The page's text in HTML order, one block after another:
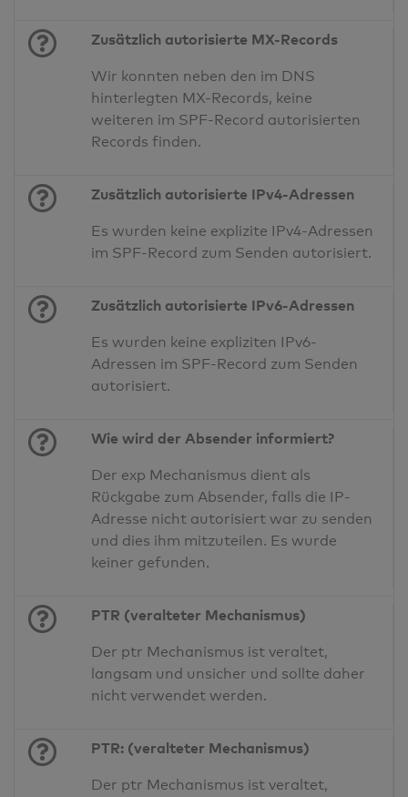
Zusätzlich autorisierte MX-Records
Wir konnten neben den im DNS
hinterlegten MX-Records, keine
weiteren im SPF-Record autorisierten
Records finden.
Zusätzlich autorisierte IPv4-Adressen
Es wurden keine explizite IPv4-Adressen
im SPF-Record zum Senden autorisiert.
Zusätzlich autorisierte IPv6-Adressen
Es wurden keine expliziten IPv6-
Adressen im SPF-Record zum Senden
autorisiert.
Wie wird der Absender informiert?
Der exp Mechanismus dient als
Rückgabe zum Absender, falls die IP-
Adresse nicht autorisiert war zu senden
und dies ihm mitzuteilen. Es wurde
keiner gefunden.
PTR (veralteter Mechanismus)
Der ptr Mechanismus ist veraltet,
langsam und unsicher und sollte daher
nicht verwendet werden.
PTR: (veralteter Mechanismus)
Der ptr Mechanismus ist veraltet,